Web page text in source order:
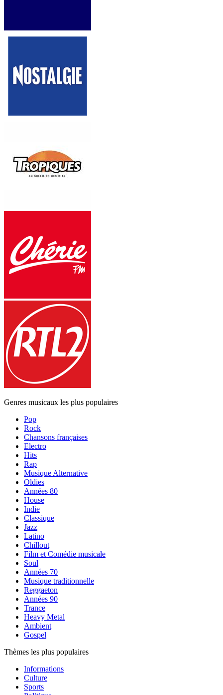
Genres musicaux les plus populaires
Pop
Rock
Chansons françaises
Electro
Hits
Rap
Musique Alternative
Oldies
Années 80
House
Indie
Classique
Jazz
Latino
Chillout
Film et Comédie musicale
Soul
Années 70
Musique traditionnelle
Reggaeton
Années 90
Trance
Heavy Metal
Ambient
Gospel
Thèmes les plus populaires
Informations
Culture
Sports